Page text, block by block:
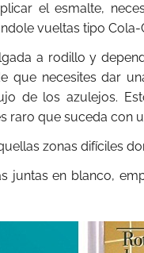
el esmalte,
vueltas tipo Cola-
a rodillo y
que necesites dar
de los azulejos.
raro que suceda con
zonas difíciles
juntas en blanco,